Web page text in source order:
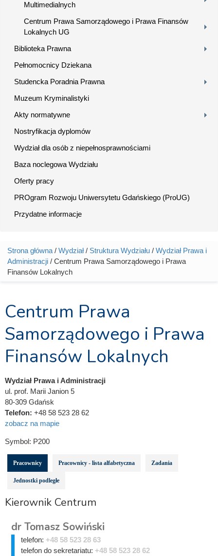
Multimedialnych
Centrum Prawa Samorządowego i Prawa Finansów
Lokalnych UG
Biblioteka Prawna
Pełnomocnicy Dziekana
Studencka Poradnia Prawna
Muzeum Kryminalistyki
Akty normatywne
Nostryfikacja dyplomów
Wydział dla osób z niepełnosprawnościami
Baza noclegowa Wydziału
Oferty pracy
PROgram Rozwoju Uniwersytetu Gdańskiego (ProUG)
Przydatne informacje
Jesteś tutaj
Strona główna / Wydział/ Struktura Wydziału / Wydział Prawa i
Administracji / Centrum Prawa Samorządowego i Prawa
Finansów Lokalnych
Centrum Prawa
Samorządowego i Prawa
Finansów Lokalnych
Wydział Prawa i Administracji
ul. prof. Marii Janion 5
80-309 Gdańsk
Telefon: +48 58 523 28 62
zobacz na mapie
Symbol: P200
Pracownicy Pracownicy - lista alfabetyczna Zadania
Jednostki podległe
Kierownik Centrum
dr Tomasz Sowiński
telefon: +48 58 523 28 63
telefon do sekretariatu: +48 58 523 28 62